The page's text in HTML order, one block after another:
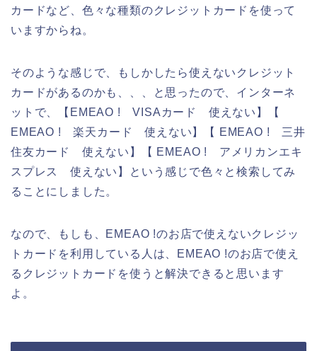
カードなど、色々な種類のクレジットカードを使って
いますからね。
そのような感じで、もしかしたら使えないクレジット
カードがあるのかも、、、と思ったので、インターネ
ットで、【EMEAO ! VISAカード 使えない】【
EMEAO ! 楽天カード 使えない】【 EMEAO ! 三井
住友カード 使えない】【 EMEAO ! アメリカンエキ
スプレス 使えない】という感じで色々と検索してみ
ることにしました。
なので、もしも、EMEAO !のお店で使えないクレジッ
トカードを利用している人は、EMEAO !のお店で使え
るクレジットカードを使うと解決できると思います
よ。